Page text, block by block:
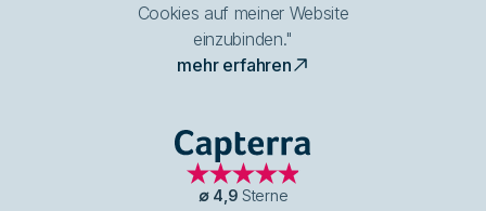
Cookies auf meiner Website
einzubinden."
mehr erfahren
Capterra
∅ 4,9 Sterne